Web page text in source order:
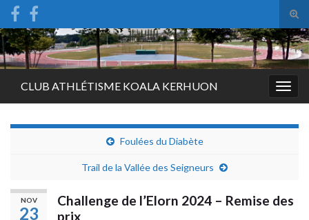
Search for:
CLUB ATHLÉTISME KOALA KERHUON
Foulées du Diabète
Trail de la Vallée des Seigneurs
NOV
23
Challenge de l’Elorn 2024 – Remise des
prix